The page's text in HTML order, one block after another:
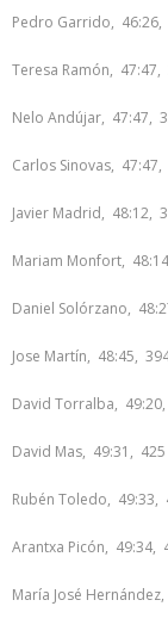
Pedro Garrido, 46:26,
Teresa Ramón,
Nelo Andújar, 47:47,
Carlos Sinovas,
Javier Madrid, 48:12,
Mariam Monfort,
Daniel Solórzano,
Jose Martín, 48:45,
David Torralba,
David Mas, 49:31,
Rubén Toledo, 49:33,
Arantxa Picón, 49:34,
María José